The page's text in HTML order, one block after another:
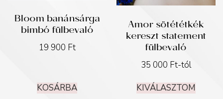
Bloom banánsárga
bimbó fülbevaló
19 900 Ft
KOSÁRBA
Amor sötététkék
kereszt statement
fülbevaló
35 000 Ft-tól
KIVÁLASZTOM